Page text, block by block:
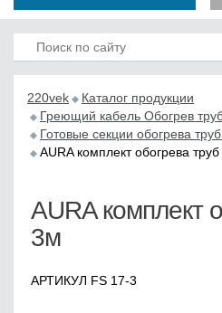
220vek
Каталог продукции
Греющий кабель Обогрев
Готовые секции обогрева
AURA комплект обогрева
AURA комплект
3м
АРТИКУЛ FS 17-3